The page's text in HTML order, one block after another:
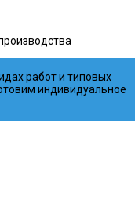
работ и типовых
индивидуальное